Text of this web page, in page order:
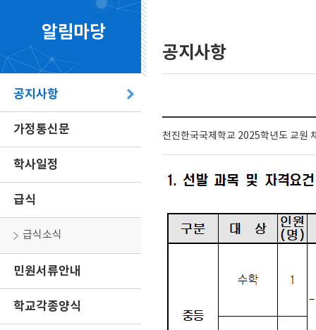
알림마당
공지사항
가정통신문
학사일정
급식
급식소식
민원서류안내
학교각종양식
공지사항
천진한국국제학교 2025학년도 교원